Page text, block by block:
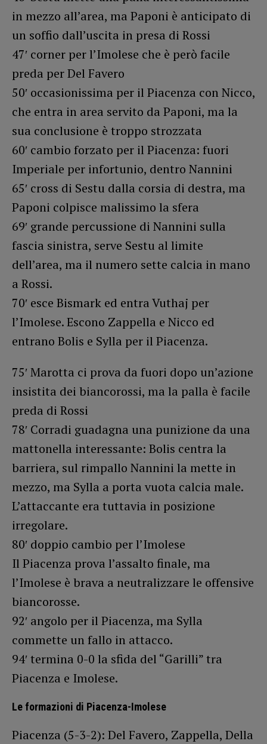
in mezzo all’area, ma Paponi è anticipato di
un soffio dall’uscita in presa di Rossi
47′ corner per l’Imolese che è però facile
preda per Del Favero
50′ occasionissima per il Piacenza con Nicco,
che entra in area servito da Paponi, ma la
sua conclusione è troppo strozzata
60′ cambio forzato per il Piacenza: fuori
Imperiale per infortunio, dentro Nannini
65′ cross di Sestu dalla corsia di destra, ma
Paponi colpisce malissimo la sfera
69′ grande percussione di Nannini sulla
fascia sinistra, serve Sestu al limite
dell’area, ma il numero sette calcia in mano
a Rossi.
70′ esce Bismark ed entra Vuthaj per
l’Imolese. Escono Zappella e Nicco ed
entrano Bolis e Sylla per il Piacenza.
75′ Marotta ci prova da fuori dopo un’azione
insistita dei biancorossi, ma la palla è facile
preda di Rossi
78′ Corradi guadagna una punizione da una
mattonella interessante: Bolis centra la
barriera, sul rimpallo Nannini la mette in
mezzo, ma Sylla a porta vuota calcia male.
L’attaccante era tuttavia in posizione
irregolare.
80′ doppio cambio per l’Imolese
Il Piacenza prova l’assalto finale, ma
l’Imolese è brava a neutralizzare le offensive
biancorosse.
92′ angolo per il Piacenza, ma Sylla
commette un fallo in attacco.
94′ termina 0-0 la sfida del “Garilli” tra
Piacenza e Imolese.
Le formazioni di Piacenza-Imolese
Piacenza (5-3-2): Del Favero, Zappella, Della